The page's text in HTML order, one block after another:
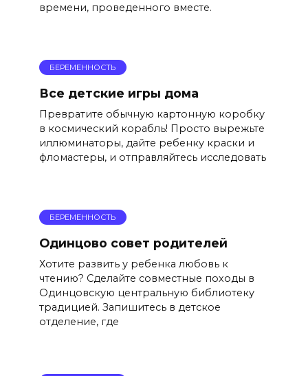
времени, проведенного вместе.
БЕРЕМЕННОСТЬ
Все детские игры дома
Превратите обычную картонную коробку
в космический корабль! Просто вырежьте
иллюминаторы, дайте ребенку краски и
фломастеры, и отправляйтесь исследовать
БЕРЕМЕННОСТЬ
Одинцово совет родителей
Хотите развить у ребенка любовь к
чтению? Сделайте совместные походы в
Одинцовскую центральную библиотеку
традицией. Запишитесь в детское
отделение, где